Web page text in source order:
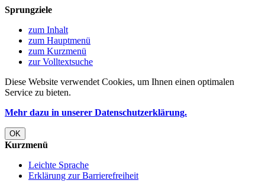
Sprungziele
zum Inhalt
zum Hauptmenü
zum Kurzmenü
zur Volltextsuche
Diese Website verwendet Cookies, um Ihnen einen optimalen
Service zu bieten.
Mehr dazu in unserer Datenschutzerklärung.
OK
Kurzmenü
Leichte Sprache
Erklärung zur Barrierefreiheit